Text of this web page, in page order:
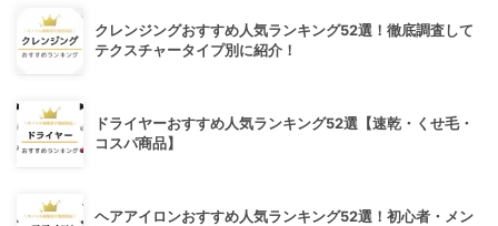
クレンジングおすすめ人気ランキング52選！徹底調査して
テクスチャータイプ別に紹介！
ドライヤーおすすめ人気ランキング52選【速乾・くせ毛・
コスパ商品】
ヘアアイロンおすすめ人気ランキング52選！初心者・メン